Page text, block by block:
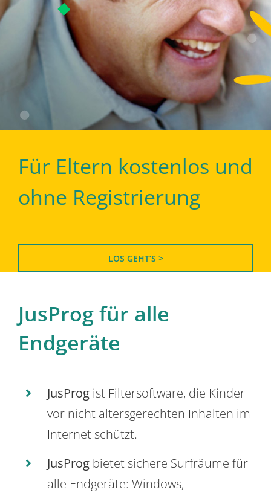
Für Eltern kostenlos und
ohne Registrierung
LOS GEHT’S >
JusProg für alle
Endgeräte
JusProg ist Filtersoftware, die Kinder
vor nicht altersgerechten Inhalten im
Internet schützt.
JusProg bietet sichere Surfräume für
alle Endgeräte: Windows,